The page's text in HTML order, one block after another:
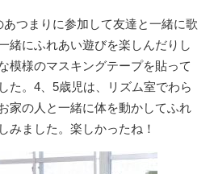
つまりに参加して友達と一緒に歌
緒にふれあい遊びを楽しんだりし
模様のマスキングテープを貼って
た。4、5歳児は、リズム室でわら
家の人と一緒に体を動かしてふれ
みました。楽しかったね！